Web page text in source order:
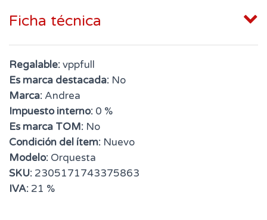
Ficha técnica
Regalable:vppfull
Es marca destacada: No
Marca: Andrea
Impuesto interno: 0 %
Es marca TOM: No
Condición del ítem: Nuevo
Modelo: Orquesta
SKU: 2305171743375863
IVA: 21 %